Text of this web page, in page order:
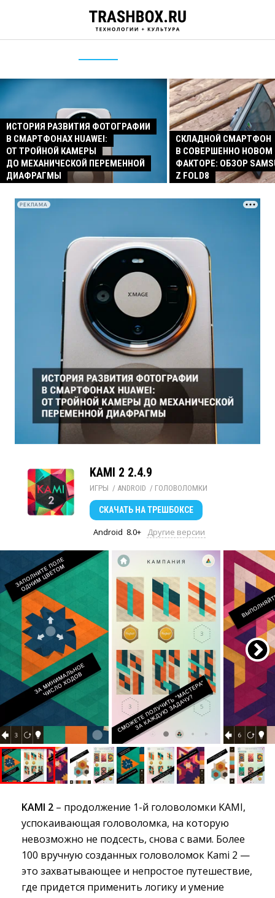
ИСТОРИЯ РАЗВИТИЯ ФОТОГРАФИИ
В СМАРТФОНАХ HUAWEI:
ОТ ТРОЙНОЙ КАМЕРЫ
ДО МЕХАНИЧЕСКОЙ ПЕРЕМЕННОЙ
ДИАФРАГМЫ
СКЛАДНОЙ СМАРТФОН
В СОВЕРШЕННО
ФАКТОРЕ: ОБЗОР
Z FOLD8
РЕКЛАМА
KAMI 2 2.4.9
ИГРЫ / ANDROID / ГОЛОВОЛОМКИ
СКАЧАТЬ НА ТРЕШБОКСЕ
Android 8.0+ Другие версии
KAMI 2 – продолжение 1-й головоломки KAMI,
успокаивающая головоломка, на которую
невозможно не подсесть, снова с вами. Более
100 вручную созданных головоломок Kami 2 —
это захватывающее и непростое путешествие,
где придется применить логику и умение